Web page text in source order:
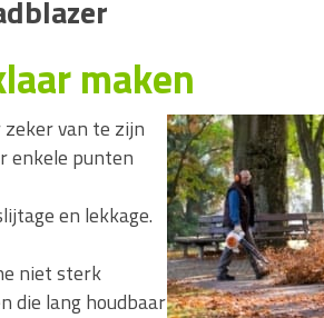
maken
zeker van te zijn
enkele punten
en lekkage.
niet sterk
die lang houdbaar